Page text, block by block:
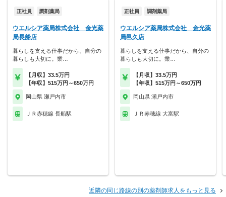
正社員 調剤薬局
ウエルシア薬局株式会社 金光薬
局長船店
暮らしを支える仕事だから、自分の
暮らしも大切に。業…
【月収】33.5万円
【年収】515万円～650万円
岡山県 瀬戸内市
ＪＲ赤穂線 長船駅
正社員 調剤薬局
ウエルシア薬局株式会社 金光薬
局邑久店
暮らしを支える仕事だから、自分の
暮らしも大切に。業…
【月収】33.5万円
【年収】515万円～650万円
岡山県 瀬戸内市
ＪＲ赤穂線 大富駅
近隣の同じ路線の別の薬剤師求人をもっと見る